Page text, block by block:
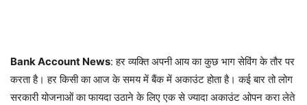
Bank Account News: हर व्यक्ति अपनी आय का कुछ भाग सेविंग के तौर पर
करता है। हर किसी का आज के समय में बैंक में अकाउंट होता है। कई बार तो लोग
सरकारी योजनाओं का फायदा उठाने के लिए एक से ज्यादा अकाउंट ओपन करा लेते